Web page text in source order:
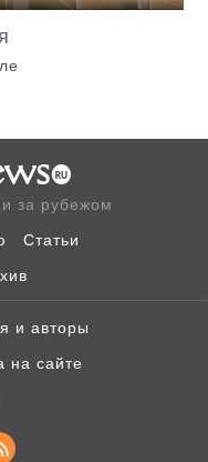
за рубежом
Статьи
и авторы
на сайте